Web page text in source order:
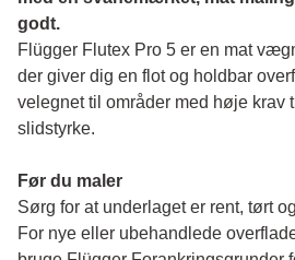
godt.
Flügger Flutex Pro 5 er en mat
der giver dig en flot og holdbar
velegnet til områder med høje krav
slidstyrke.
Før du maler
Sørg for at underlaget er rent, tørt
For nye eller ubehandlede